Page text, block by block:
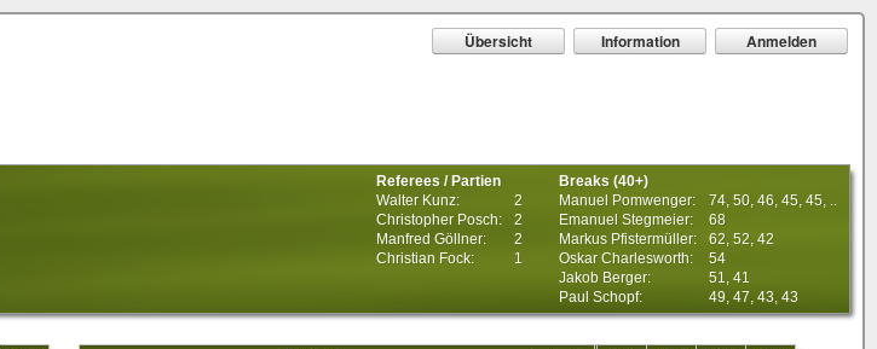
Übersicht Information Anmelden
Referees / Partien
Walter Kunz:
2
Christopher Posch:
2
Manfred Göllner:
2
Christian Fock:
1
Breaks (40+)
Manuel Pomwenger:
74, 50, 46, 45, 45, ..
Emanuel Stegmeier:
68
Markus Pfistermüller:
62, 52, 42
Oskar Charlesworth:
54
Jakob Berger:
51, 41
Paul Schopf:
49, 47, 43, 43